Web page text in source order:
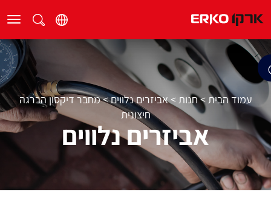
עמוד הבית >חנות >אביזרים נלווים>מחבר דיקסון הברגה
חיצונית
אביזרים נלווים